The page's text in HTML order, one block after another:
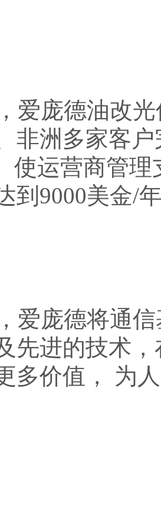
庞德油改光
非洲多家客户
使运营商管理
到 9000美金/
庞德将通信
先进的技术
多价值， 为